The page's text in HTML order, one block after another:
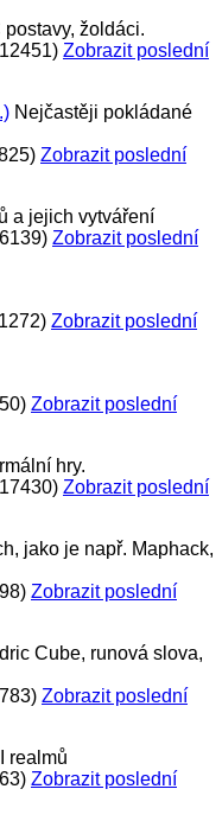
žoldáci.
12451) Zobrazit poslední
Nejčastěji pokládané
Zobrazit poslední
a jejich vytváření
6139) Zobrazit poslední
1272) Zobrazit poslední
Zobrazit poslední
hry.
17430) Zobrazit poslední
jako je např. Maphack,
Zobrazit poslední
Cube, runová slova,
Zobrazit poslední
realmů
Zobrazit poslední